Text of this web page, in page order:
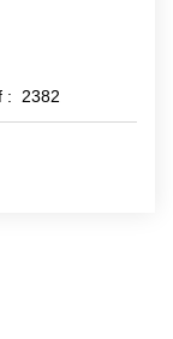
: 2382